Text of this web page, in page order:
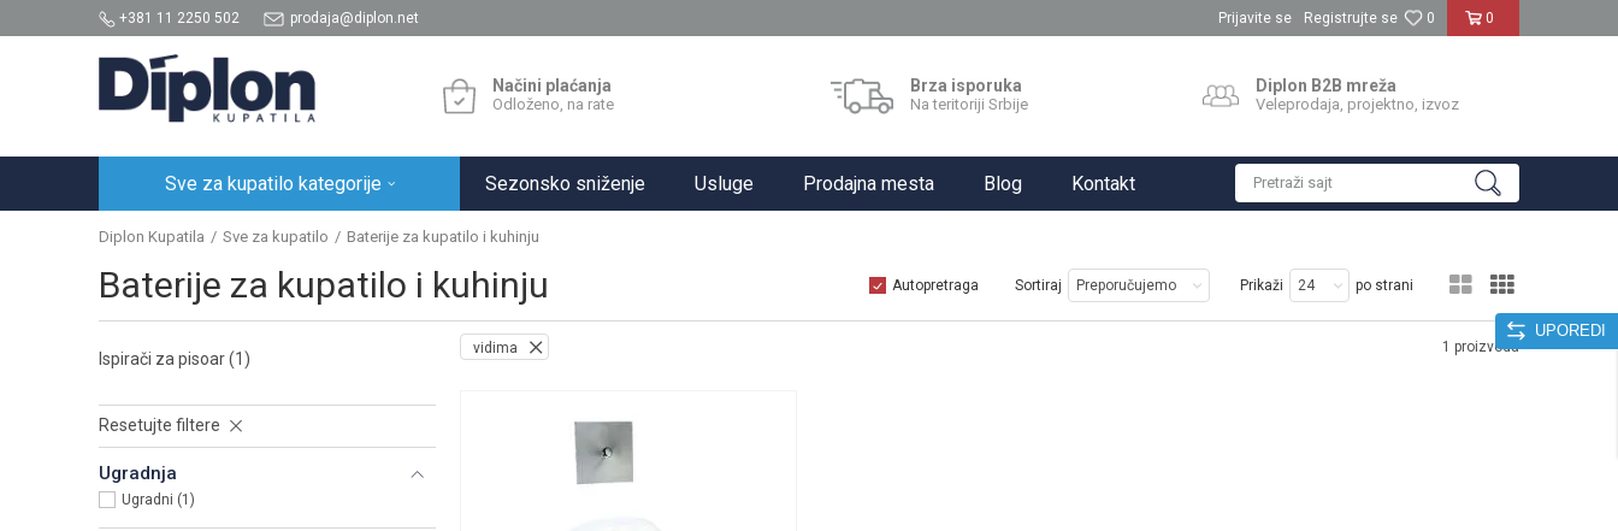
+381 11 2250 502 prodaja@diplon.net 0
0
Prijavite se Registrujte se
Načini plaćanja
Odloženo, na rate
Brza isporuka
Na teritoriji Srbije
Diplon B2B mreža
Veleprodaja, projektno, izvoz
Sve za kupatilo kategorije Sezonsko sniženje Usluge Prodajna mesta Blog Kontakt Pretraži sajt
UPOREDI
Diplon Kupatila Sve za kupatilo Baterije za kupatilo i kuhinju
Baterije za kupatilo i kuhinju Autopretraga Sortiraj Prikaži po strani
Ispirači za pisoar(1)
Resetujte filtere
Ugradnja
Ugradni (1)
vidima 1 proizvoda